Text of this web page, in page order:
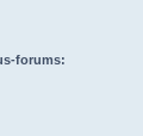
forums: